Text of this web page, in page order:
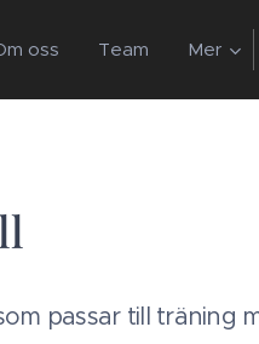
oss Team Mer
passar till träning